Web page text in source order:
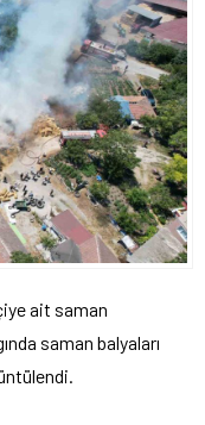
ait saman
saman balyaları